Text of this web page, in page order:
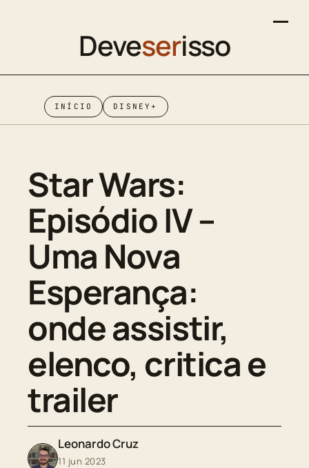
Deveserisso
INÍCIO DISNEY+
Star Wars:
Episódio IV –
Uma Nova
Esperança:
onde assistir,
elenco, critica e
trailer
Leonardo Cruz
11 jun 2023